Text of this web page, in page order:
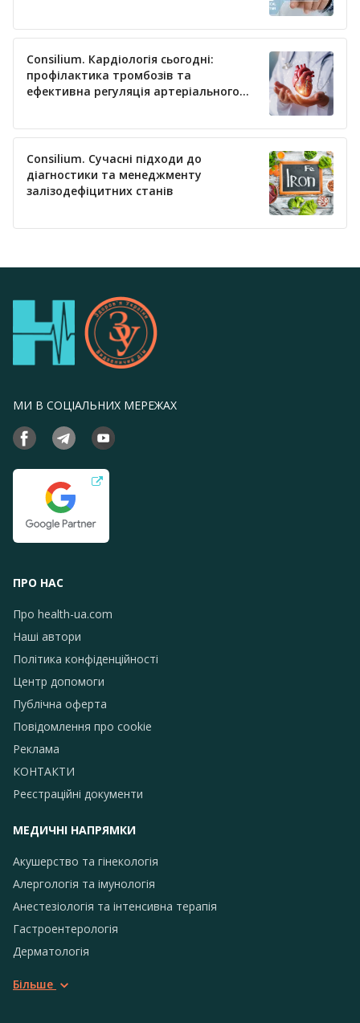
Consilium. Кардіологія сьогодні:
профілактика тромбозів та
ефективна регуляція артеріального
Consilium. Сучасні підходи до
діагностики та менеджменту
залізодефіцитних станів
МИ В СОЦІАЛЬНИХ МЕРЕЖАХ
ПРО НАС
Про health-ua.com
Наші автори
Політика конфіденційності
Центр допомоги
Публічна оферта
Повідомлення про сookie
Реклама
КОНТАКТИ
Реєстраційні документи
МЕДИЧНІ НАПРЯМКИ
Акушерство та гінекологія
Алергологія та імунологія
Анестезіологія та інтенсивна терапія
Гастроентерологія
Дерматологія
Більше